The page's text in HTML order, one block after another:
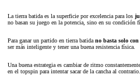
La tierra batida es la superficie por excelencia para los
no basan su juego en la potencia, sino en su condición
Para ganar un partido en tierra batida no basta solo
ser más inteligente y tener una buena resistencia física.
Una buena estrategia es cambiar de ritmo
en el topspin para intentar sacar de la cancha al contrario.